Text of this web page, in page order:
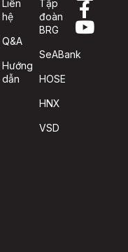
Liên
hệ
Q&A
Hướng
dẫn
Tập
đoàn
BRG
SeABank
HOSE
HNX
VSD